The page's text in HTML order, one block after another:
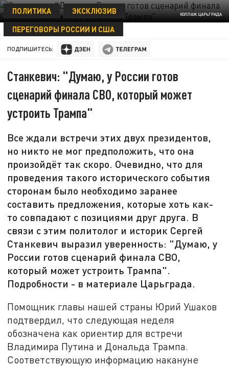
КОЛЛАЖ ЦАРЬГРАДА
ПОЛИТИКА
ЭКСКЛЮЗИВ
ПЕРЕГОВОРЫ РОССИИ И США
07 АВГУСТА 19:01
ПОДПИШИТЕСЬ:
Станкевич: "Думаю, у России готов
сценарий финала СВО, который может
устроить Трампа"
Все ждали встречи этих двух президентов,
но никто не мог предположить, что она
произойдёт так скоро. Очевидно, что для
проведения такого исторического события
сторонам было необходимо заранее
составить предложения, которые хоть как-
то совпадают с позициями друг друга. В
связи с этим политолог и историк Сергей
Станкевич выразил уверенность: "Думаю, у
России готов сценарий финала СВО,
который может устроить Трампа".
Подробности - в материале Царьграда.
Помощник главы нашей страны Юрий Ушаков
подтвердил, что следующая неделя
обозначена как ориентир для встречи
Владимира Путина и Дональда Трампа.
Соответствующую информацию накануне